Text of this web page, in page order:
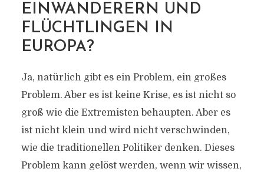
EINWANDERERN UND
FLÜCHTLINGEN IN
EUROPA?
Ja, natürlich gibt es ein Problem, ein großes
Problem. Aber es ist keine Krise, es ist nicht so
groß wie die Extremisten behaupten. Aber es
ist nicht klein und wird nicht verschwinden,
wie die traditionellen Politiker denken. Dieses
Problem kann gelöst werden, wenn wir wissen,